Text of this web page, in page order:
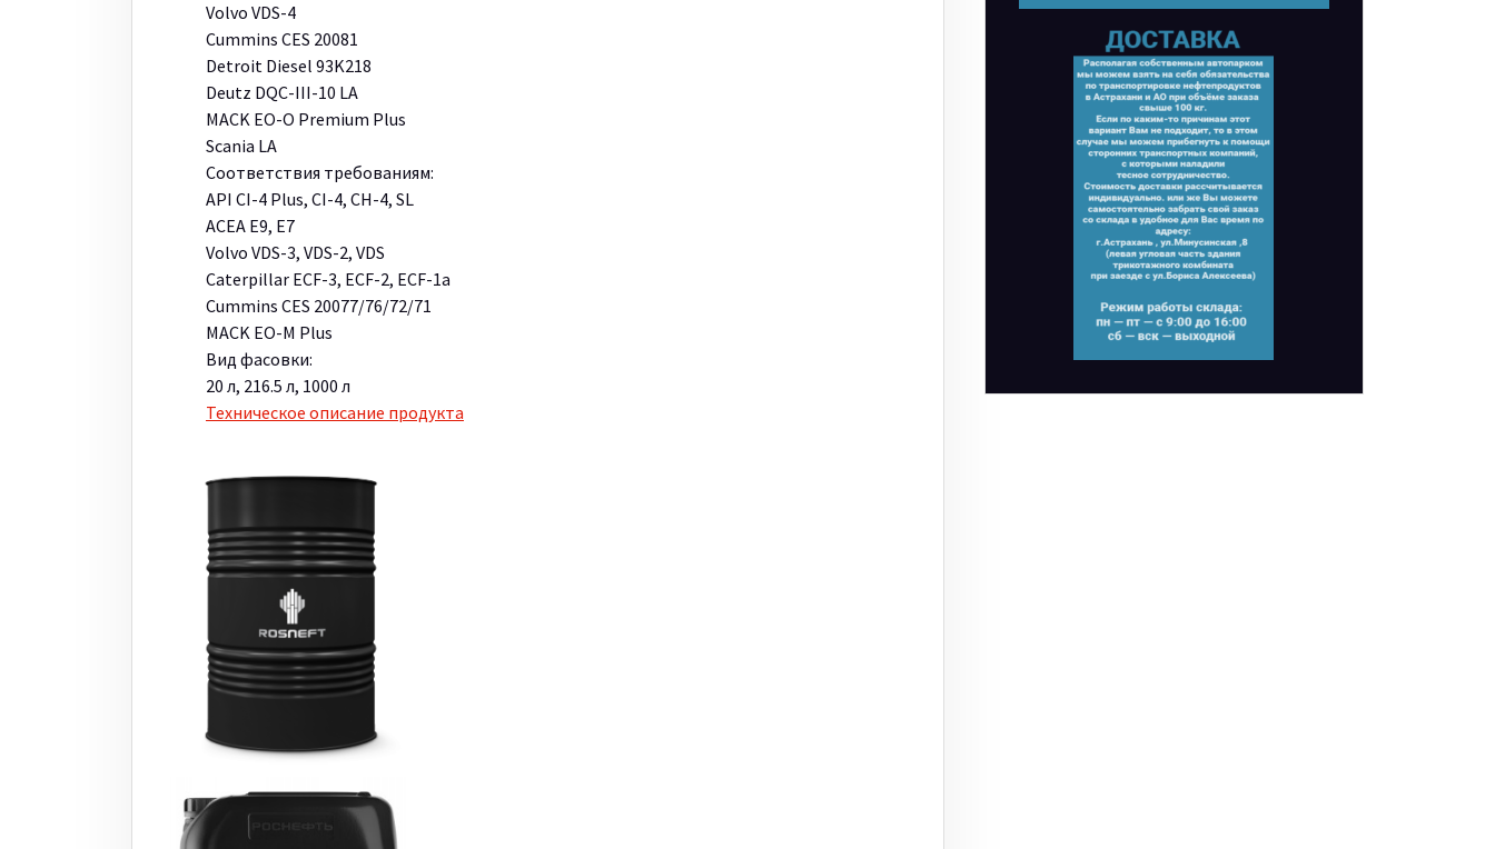
Volvo VDS-4
Cummins CES 20081
Detroit Diesel 93K218
Deutz DQC-III-10 LA
MACK EO-O Premium Plus
Scania LA
Соответствия требованиям:
API CI-4 Plus, CI-4, CH-4, SL
ACEA E9, E7
Volvo VDS-3, VDS-2, VDS
Caterpillar ECF-3, ECF-2, ECF-1a
Cummins CES 20077/76/72/71
MACK EO-M Plus
Вид фасовки:
20 л, 216.5 л, 1000 л
Техническое описание продукта